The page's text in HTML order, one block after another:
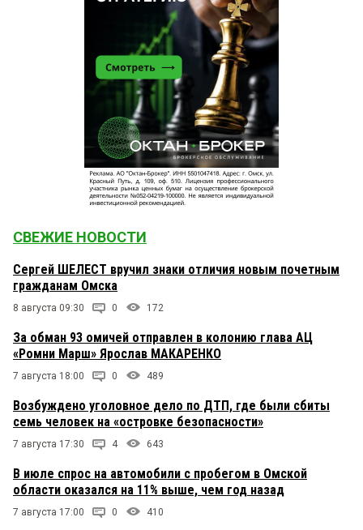
СВЕЖИЕ НОВОСТИ
Сергей ШЕЛЕСТ вручил знаки отличия новым почетным
гражданам Омска
8 августа 09:30 0 172
За обман 93 омичей отправлен в колонию глава АЦ
«Ромни Марш» Ярослав МАКАРЕНКО
7 августа 18:00 0 489
Возбуждено уголовное дело по ДТП, где были сбиты
семь человек на «островке безопасности»
7 августа 17:30 4 643
В июле спрос на автомобили с пробегом в Омской
области оказался на 11% выше, чем год назад
7 августа 17:00 0 410